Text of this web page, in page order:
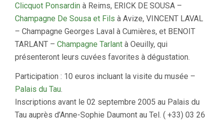
Clicquot Ponsardin à Reims, ERICK DE SOUSA –
Champagne De Sousa et Fils à Avize, VINCENT LAVAL
– Champagne Georges Laval à Cumières, et BENOIT
TARLANT – Champagne Tarlant à Oeuilly, qui
présenteront leurs cuvées favorites à dégustation.
Participation : 10 euros incluant la visite du musée –
Palais du Tau.
Inscriptions avant le 02 septembre 2005 au Palais du
Tau auprès d’Anne-Sophie Daumont au Tel. ( +33) 03 26